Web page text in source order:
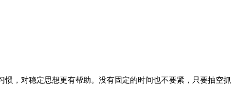
，对稳定思想更有帮助。没有固定的时间也不要紧，只要抽空抓